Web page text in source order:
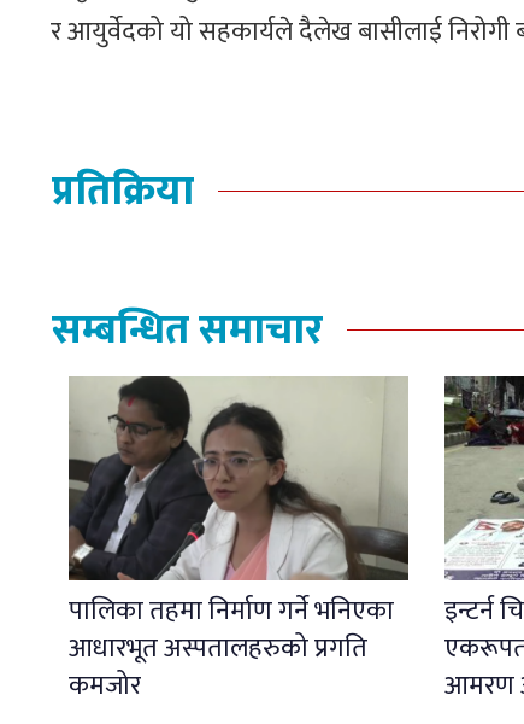
र आयुर्वेदको यो सहकार्यले दैलेख बासीलाई
प्रतिक्रिया
सम्बन्धित समाचार
पालिका तहमा निर्माण गर्ने भनिएका
आधारभूत अस्पतालहरुको प्रगति
कमजोर
इन्टर्न
आमरण